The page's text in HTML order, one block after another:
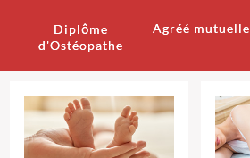
Diplôme
d'Ostéopathe
Agréé mutuelle